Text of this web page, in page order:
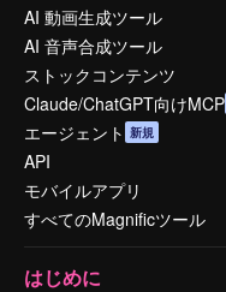
AI 動画生成ツール
AI 音声合成ツール
ストックコンテンツ
Claude/ChatGPT向けMCP
エージェント 新規
API
モバイルアプリ
すべてのMagnificツール
はじめに